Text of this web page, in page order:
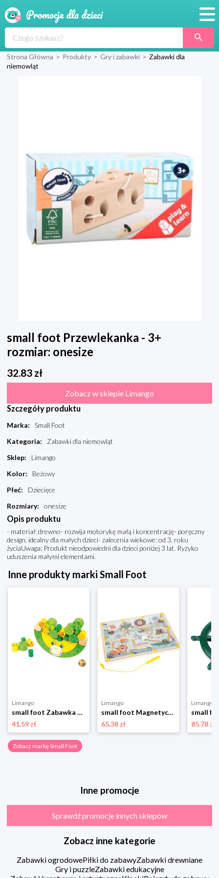
Produkty
Strona Główna > Produkty > Gry i zabawki > Zabawki dla
niemowląt
small foot Przewlekanka - 3+
rozmiar: onesize
32.83 zł
Zobacz w sklepie Limango
Szczegóły produktu
Marka:
Small Foot
Kategoria:
Zabawki dla niemowląt
Sklep:
Limango
Kolor:
Beżowy
Płeć:
Dziecięce
Rozmiary: onesize
Opis produktu
- materiał: drewno- rozwija motorykę małą i koncentrację- poręczny
design, idealny dla małych dzieci- zalecenia wiekowe: od 3. roku
życiaUwaga: Produkt nieodpowiedni dla dzieci poniżej 3 lat. Ryzyko
uduszenia małymi elementami.
Inne produkty marki Small Foot
Limango
small foot Zabawka motoryczna - 3+ rozmiar: onesize
41.59 zł
Limango
small foot Magnetyczny labirynt "Safari" - 2+ rozmiar: onesize
65.38 zł
Limango
85.78 zł
Zobacz markę Small Foot
Inne promocje
Sprawdź promocje innych sklepów
Zobacz inne kategorie
Zabawki ogrodowePiłki do zabawyZabawki drewniane
Gry i puzzleZabawki edukacyjne